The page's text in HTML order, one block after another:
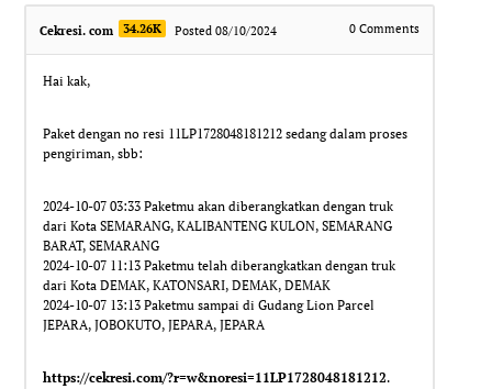
Cekresi. com 34.26K Posted 08/10/2024 0Comments
Hai kak,
Paket dengan no resi 11LP1728048181212 sedang dalam proses
pengiriman, sbb:
2024-10-07 03:33 Paketmu akan diberangkatkan dengan truk
dari Kota SEMARANG, KALIBANTENG KULON, SEMARANG
BARAT, SEMARANG
2024-10-07 11:13 Paketmu telah diberangkatkan dengan truk
dari Kota DEMAK, KATONSARI, DEMAK, DEMAK
2024-10-07 13:13 Paketmu sampai di Gudang Lion Parcel
JEPARA, JOBOKUTO, JEPARA, JEPARA
https://cekresi.com/?r=w&noresi=11LP1728048181212.